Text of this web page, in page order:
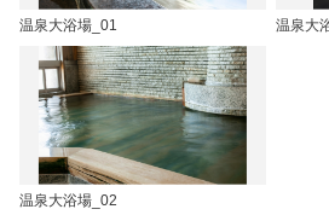
温泉大浴場_01 温泉大
温泉大浴場_02